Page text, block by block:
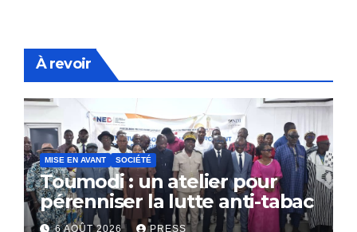
À revoir
MISE EN AVANT SOCIÉTÉ
Toumodi : un atelier pour
pérenniser la lutte anti-tabac
6 AOÛT 2026 PRESS